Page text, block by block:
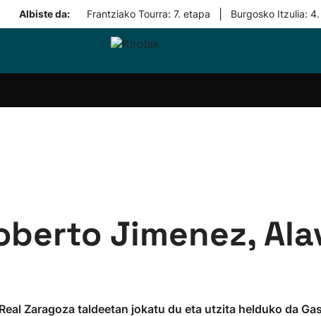
Albiste da: Frantziako Tourra: 7. etapa Burgosko Itzulia:
Taldeak
Jimenez,
Zaragoza taldeetan jokatu du eta utzita helduko da